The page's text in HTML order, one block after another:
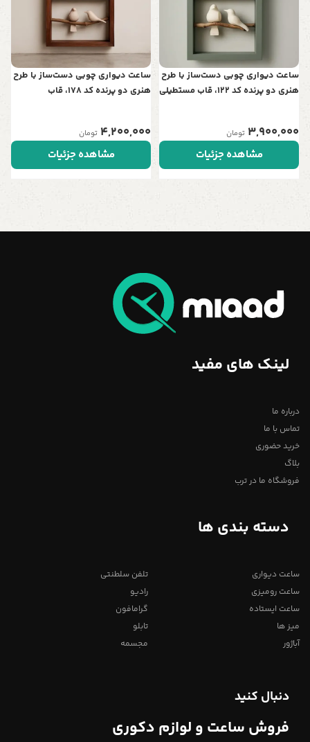
ساعت دیواری چوبی دست‌ساز با طرح
هنری دو پرنده کد 122، قاب مستطیلی
3,900,000 تومان
مشاهده جزئیات
ساعت دیواری چوبی دست‌ساز با طرح
هنری دو پرنده کد 178، قاب
4,200,000 تومان
مشاهده جزئیات
لینک های مفید
درباره ما
تماس با ما
خرید حضوری
بلاگ
فروشگاه ما در ترب
دسته بندی ها
ساعت دیواری
ساعت رومیزی
ساعت ایستاده
میز ها
آباژور
تلفن سلطنتی
رادیو
گرامافون
تابلو
مجسمه
دنبال کنید
فروش ساعت و لوازم دکوری